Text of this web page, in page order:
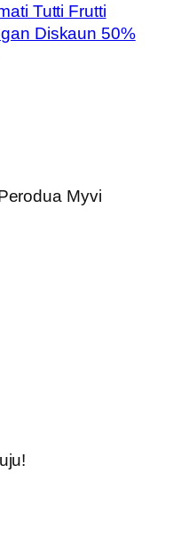
Tutti Frutti
Diskaun 50%
Myvi